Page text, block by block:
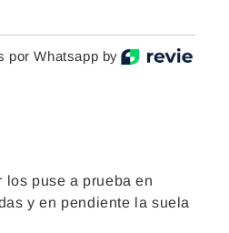
por Whatsapp by
los puse a prueba en
y en pendiente la suela